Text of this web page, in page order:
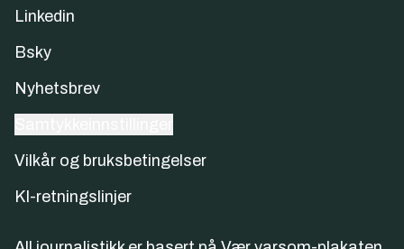
Linkedin
Bsky
Nyhetsbrev
Vilkår og bruksbetingelser
KI-retningslinjer